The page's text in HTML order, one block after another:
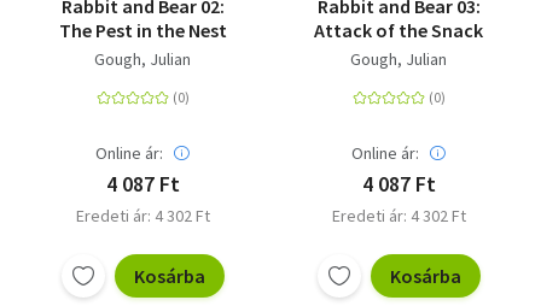
Rabbit and Bear 02:
The Pest in the Nest
Gough, Julian
Online ár:
4 087 Ft
Eredeti ár: 4 302 Ft
Kosárba
Rabbit and Bear 03:
Attack of the Snack
Gough, Julian
Online ár:
4 087 Ft
Eredeti ár: 4 302 Ft
Kosárba